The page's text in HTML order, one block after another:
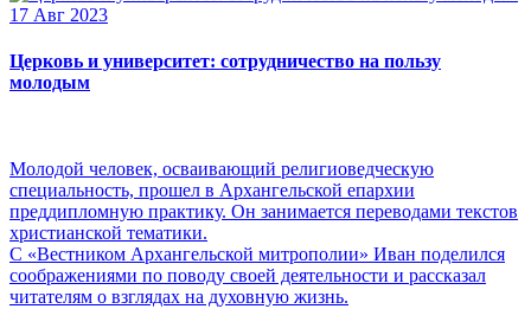
17 Авг 2023
Церковь и университет: сотрудничество на пользу
молодым
Молодой человек, осваивающий религиоведческую
специальность, прошел в Архангельской епархии
преддипломную практику. Он занимается переводами текстов
христианской тематики.
С «Вестником Архангельской митрополии» Иван поделился
соображениями по поводу своей деятельности и рассказал
читателям о взглядах на духовную жизнь.